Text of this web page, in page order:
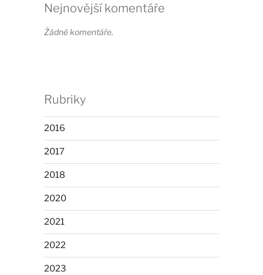
Nejnovější komentáře
Žádné komentáře.
Rubriky
2016
2017
2018
2020
2021
2022
2023